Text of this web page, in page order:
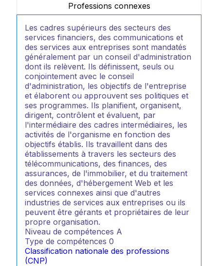
Professions connexes
Les cadres supérieurs des secteurs des
services financiers, des communications et
des services aux entreprises sont mandatés
généralement par un conseil d'administration
dont ils relèvent. Ils définissent, seuls ou
conjointement avec le conseil
d'administration, les objectifs de l'entreprise
et élaborent ou approuvent ses politiques et
ses programmes. Ils planifient, organisent,
dirigent, contrôlent et évaluent, par
l'intermédiaire des cadres intermédiaires, les
activités de l'organisme en fonction des
objectifs établis. Ils travaillent dans des
établissements à travers les secteurs des
télécommunications, des finances, des
assurances, de l'immobilier, et du traitement
des données, d'hébergement Web et les
services connexes ainsi que d'autres
industries de services aux entreprises ou ils
peuvent être gérants et propriétaires de leur
propre organisation.
Niveau de compétences A
Type de compétences 0
Classification nationale des professions
(CNP)